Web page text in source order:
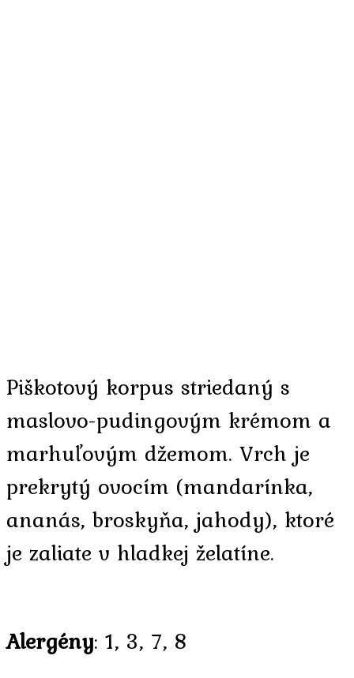
Piškotový korpus striedaný s
maslovo-pudingovým krémom a
marhuľovým džemom. Vrch je
prekrytý ovocím (mandarínka,
ananás, broskyňa, jahody), ktoré
je zaliate v hladkej želatíne.
Alergény: 1, 3, 7, 8